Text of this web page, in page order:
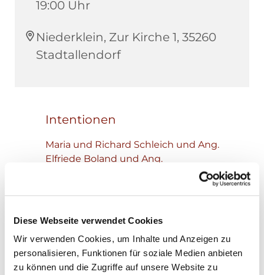
Diese Webseite verwendet Cookies
Wir verwenden Cookies, um Inhalte und Anzeigen zu
personalisieren, Funktionen für soziale Medien anbieten
zu können und die Zugriffe auf unsere Website zu
19:00 Uhr
Niederklein, Zur Kirche 1, 35260
Stadtallendorf
Intentionen
Maria und Richard Schleich und Ang.
Elfriede Boland und Ang.